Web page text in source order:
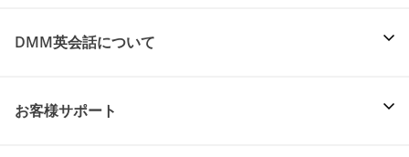
DMM英会話について
お客様サポート